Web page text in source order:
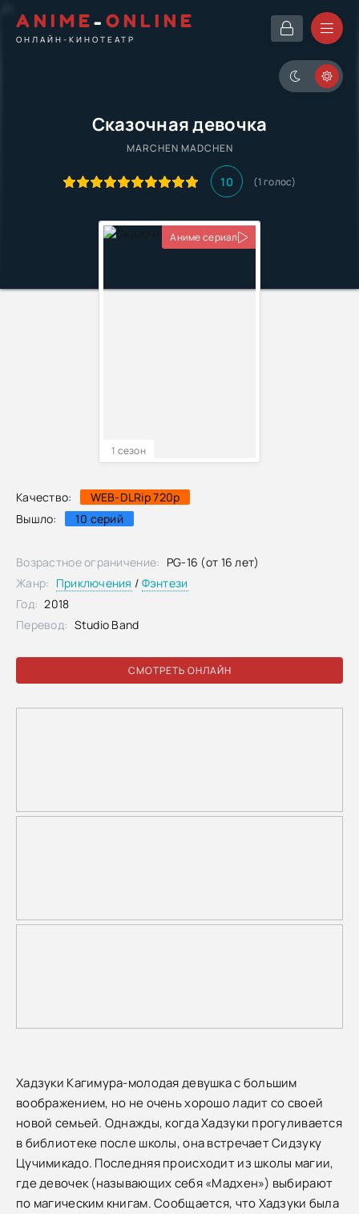
ANIME- ONLINE
ОНЛАЙН-КИНОТЕАТР
Сказочная девочка
MARCHEN MADCHEN
10 (1голос)
Качество:
WEB-DLRip 720p
Вышло:
10 серий
Аниме сериал
1 сезон
СМОТРЕТЬ ОНЛАЙН
Возрастное ограничение: PG-16 (от 16 лет)
Жанр: Приключения / Фэнтези
Год: 2018
Перевод: Studio Band
Хадзуки Кагимура-молодая девушка с большим
воображением, но не очень хорошо ладит со своей
новой семьей. Однажды, когда Хадзуки прогуливается
в библиотеке после школы, она встречает Сидзуку
Цучимикадо. Последняя происходит из школы магии,
где девочек (называющих себя «Мадхен») выбирают
по магическим книгам. Сообщается, что Хадзуки была